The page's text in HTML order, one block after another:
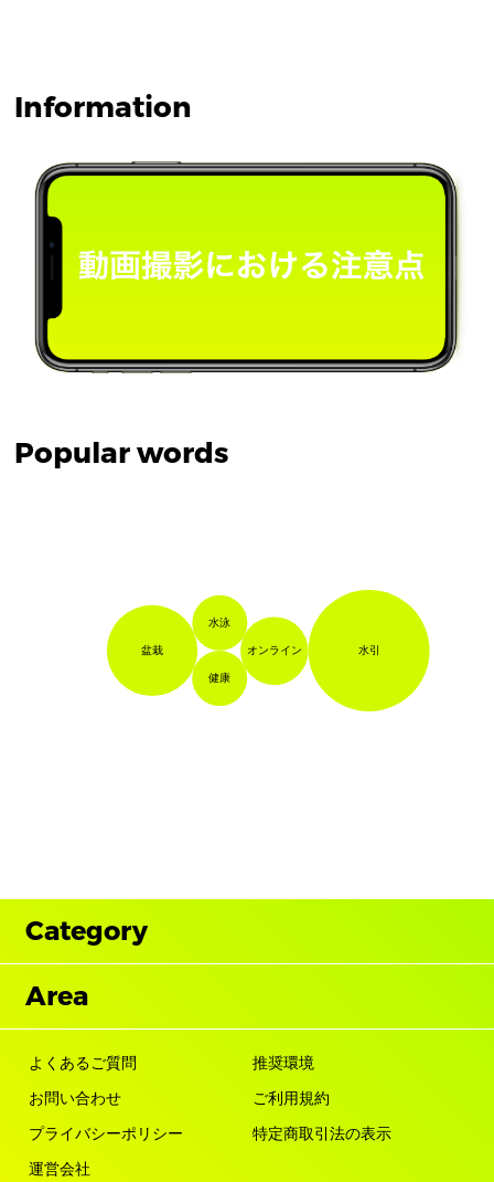
Information
Popular words
水泳
健康
オンライン
盆栽 水引
Category
Area
よくあるご質問
推奨環境
お問い合わせ
ご利用規約
プライバシーポリシー
特定商取引法の表示
運営会社